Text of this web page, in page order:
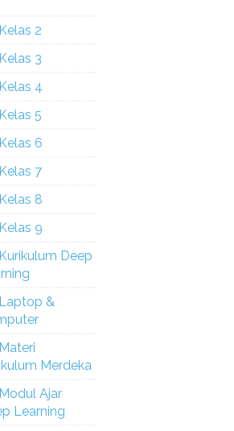
Kelas 2
Kelas 3
Kelas 4
Kelas 5
Kelas 6
Kelas 7
Kelas 8
Kelas 9
Kurikulum Deep
Laptop &
Materi
Merdeka
Modul Ajar
Learning